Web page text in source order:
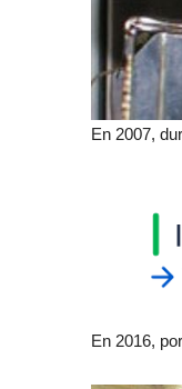
En 2007,
En 2016,